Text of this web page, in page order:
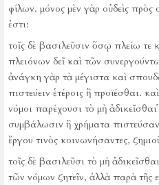
φίλων. μόνος μὲν γὰρ οὐδεὶς πρὸς
ἐστι:
τοῖς δὲ βασιλεῦσιν ὅσῳ πλείω τε
πλειόνων δεῖ καὶ τῶν
ἀνάγκη γὰρ τὰ μέγιστα καὶ
πιστεύειν ἑτέροις ἢ προϊέσθαι.
νόμοι παρέχουσι τὸ μὴ
συμβάλωσιν ἢ χρήματα
ἔργου τινὸς κοινωνήσαντες,
τοῖς δὲ βασιλεῦσι τὸ μὴ
τῶν νόμων ζητεῖν, ἀλλὰ παρὰ τῆς